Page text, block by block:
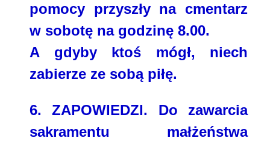
pomocy przyszły na cmentarz
w sobotę na godzinę 8.00.
A gdyby ktoś mógł, niech
zabierze ze sobą piłę.
6.ZAPOWIEDZI. Do zawarcia
sakramentu małżeństwa